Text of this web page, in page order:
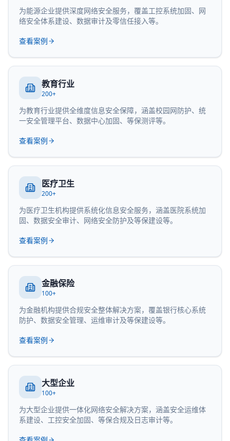
为能源企业提供深度网络安全服务，覆盖工控系统加固、网
络安全体系建设、数据审计及零信任接入等。
查看案例
教育行业
200+
为教育行业提供全维度信息安全保障，涵盖校园网防护、统
一安全管理平台、数据中心加固、等保测评等。
查看案例
医疗卫生
200+
为医疗卫生机构提供系统化信息安全服务，涵盖医院系统加
固、数据安全审计、网络安全防护及等保建设等。
查看案例
金融保险
100+
为金融机构提供合规安全整体解决方案，覆盖银行核心系统
防护、数据安全管理、运维审计及等保建设等。
查看案例
大型企业
100+
为大型企业提供一体化网络安全解决方案，涵盖安全运维体
系建设、工控安全加固、等保合规及日志审计等。